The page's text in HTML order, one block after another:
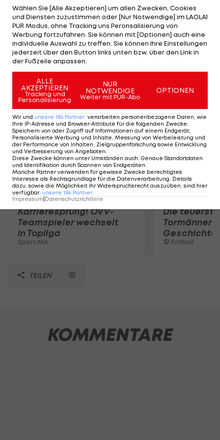
und steht unabhängig vom Ausgang des EM-
Qualifikationsspiels gegen Russland in Innsbruck
zumindest als bester Gruppendritter fest. Damit
nimmt die ÖHB-Auswahl nach der Heim-EM 2010
auch an der Endrunde im kommenden Jahr in
Dänemark (12. bis 26. Jänner) teil.
Mehr zum Thema
Karrieresprung! ÖVV-
Teamspieler wechselt
in Topliga
Sport-Mix
Die
Tormänner
Geschichte
Fußball
TEILEN
KOMMENTARE
Wählen Sie [Alle Akzeptieren] um allen Zwecken, Cookies
und Diensten zuzustimmen oder [Nur Notwendige] im LAOLA1
PUR Modus, ohne Tracking uns Peronsalisierung von
Werbung fortzufahren. Sie können mit [Optionen] auch eine
individuelle Auswahl zu treffen. Sie können Ihre Einstellungen
jederzeit über den Button links unten bzw. über den Link in
der Fußzeile anpassen.
ALLE
AKZEPTIEREN
Tracking und
Personalisierung
NUR
NOTWENDIGE
Weiter mit PUR-Abo
OPTIONEN
Wir und unsere 186 Partner verarbeiten personenbezogene Daten, wie
Ihre IP-Adresse und Browser-Attribute für die folgenden Zwecke:
Speichern von oder Zugriff auf Informationen auf einem Endgerät;
Personalisierte Werbung und Inhalte, Messung von Werbeleistung und
der Performance von Inhalten, Zielgruppenforschung sowie Entwicklung
und Verbesserung von Angeboten.
Diese Zwecke können unter Umständen auch: Genaue Standortdaten
und Identifikation durch Scannen von Endgeräten.
Manche Partner verwenden für gewisse Zwecke berechtigtes
Interesse als Rechtsgrundlage für die Datenverarbeitung. Details
dazu, sowie die Möglichkeit Ihr Widerspruchsrecht auszuüben, sind hier
verfügbar: unsere 186 Partner
Impressum Datenschutzrichtlinie